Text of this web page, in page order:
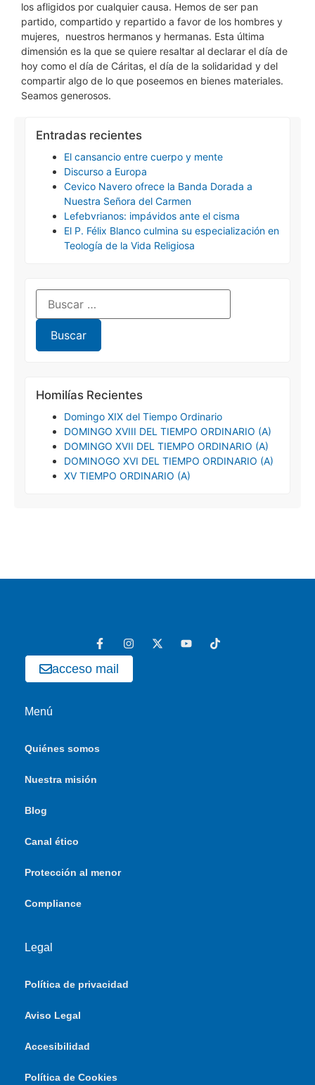
los afligidos por cualquier causa. Hemos de ser pan
partido, compartido y repartido a favor de los hombres y
mujeres, nuestros hermanos y hermanas. Esta última
dimensión es la que se quiere resaltar al declarar el día de
hoy como el día de Cáritas, el día de la solidaridad y del
compartir algo de lo que poseemos en bienes materiales.
Seamos generosos.
Entradas recientes
El cansancio entre cuerpo y mente
Discurso a Europa
Cevico Navero ofrece la Banda Dorada a
Nuestra Señora del Carmen
Lefebvrianos: impávidos ante el cisma
El P. Félix Blanco culmina su especialización en
Teología de la Vida Religiosa
Homilías Recientes
Domingo XIX del Tiempo Ordinario
DOMINGO XVIII DEL TIEMPO ORDINARIO (A)
DOMINGO XVII DEL TIEMPO ORDINARIO (A)
DOMINOGO XVI DEL TIEMPO ORDINARIO (A)
XV TIEMPO ORDINARIO (A)
acceso mail
Menú
Quiénes somos
Nuestra misión
Blog
Canal ético
Protección al menor
Compliance
Legal
Política de privacidad
Aviso Legal
Accesibilidad
Política de Cookies